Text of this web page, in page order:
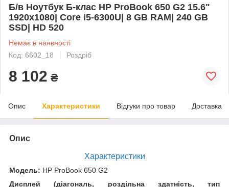
Б/в Ноутбук Б-клас HP ProBook 650 G2 15.6"
1920x1080| Core i5-6300U| 8 GB RAM| 240 GB
SSD| HD 520
Немає в наявності
Код: 6602_18
Роздріб
8 102 ₴
Опис Характеристики Відгуки про товар Доставка
Опис
Характеристики
Модель: HP ProBook 650 G2
Дисплей (діагональ, роздільна здатність, тип